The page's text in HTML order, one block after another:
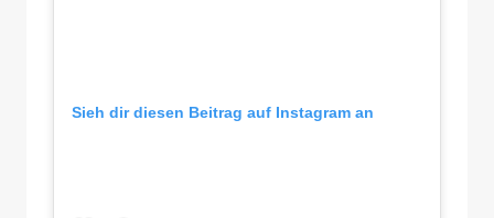
Sieh dir diesen Beitrag auf Instagram an